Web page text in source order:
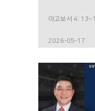
야고보서 4:
2026-05-17